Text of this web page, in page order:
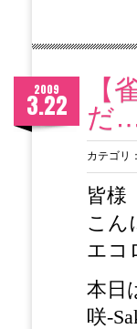
【
だ
2009
3.22
カテゴリ：
皆様
こん
エコ
本日
咲-